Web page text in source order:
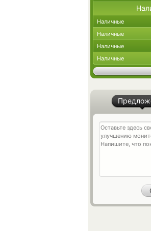
Наличные
Наличные
Наличные
Наличные